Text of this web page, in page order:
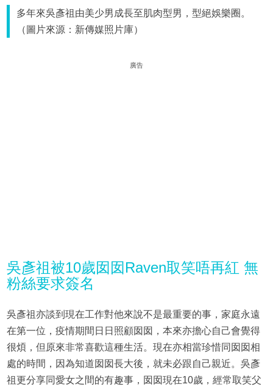
多年來吳彥祖由美少男成長至肌肉型男，型絕娛樂圈。
（圖片來源：新傳媒照片庫）
廣告
吳彥祖被10歲囡囡Raven取笑唔再紅 無
粉絲要求簽名
吳彥祖亦談到現在工作對他來說不是最重要的事，家庭永遠
在第一位，疫情期間日日照顧囡囡，本來亦擔心自己會覺得
很煩，但原來非常喜歡這種生活。現在亦相當珍惜同囡囡相
處的時間，因為知道囡囡長大後，就未必跟自己親近。吳彥
祖更分享同愛女之間的有趣事，囡囡現在10歲，經常取笑父